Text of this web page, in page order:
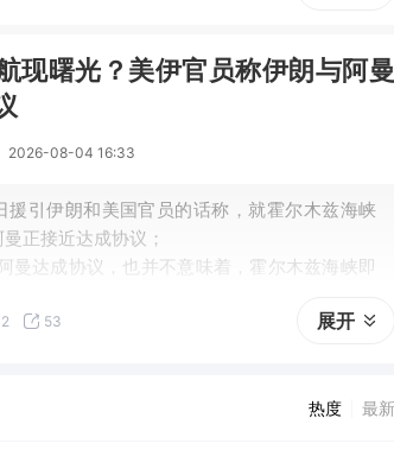
现曙光？美伊官员称伊朗与阿曼
2026-08-04 16:33
引伊朗和美国官员的话称，就霍尔木兹海峡
正接近达成协议；
达成协议，也并不意味着，霍尔木兹海峡即
了美国方面的担忧，因为这将赋予伊朗对霍
2 53 展开
热度 最新